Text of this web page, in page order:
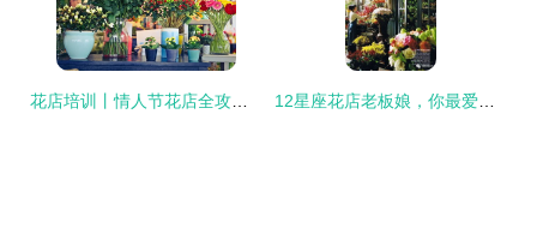
花店培训丨情人节花店全攻略 从备货到客户维护 12星座花店老板娘，你最爱哪个花店？